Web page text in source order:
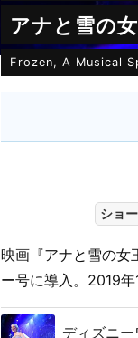
アナと雪の
Frozen, A Musical
ショ
映画『アナと雪の女
ー号に導入。2019年
ディズニ